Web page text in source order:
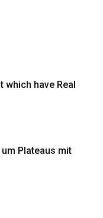
have Real
Plateaus mit